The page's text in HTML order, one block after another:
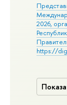
2026,
https://